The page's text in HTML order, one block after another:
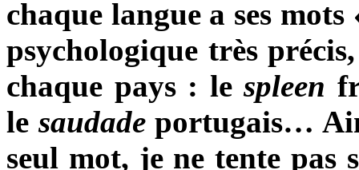
chaque langue a ses
psychologique très
chaque pays : le spleen
le saudadeportugais…
seul mot, je ne tente pas